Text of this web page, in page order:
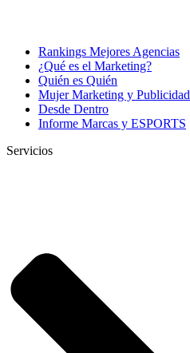
Rankings Mejores Agencias
¿Qué es el Marketing?
Quién es Quién
Mujer Marketing y Publicidad
Desde Dentro
Informe Marcas y ESPORTS
Servicios